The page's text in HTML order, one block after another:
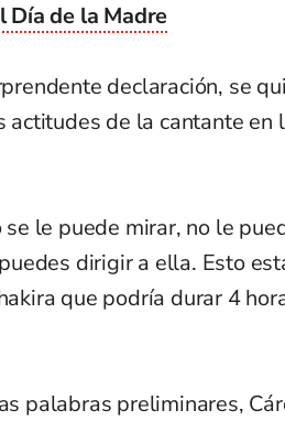
Día de la Madre
declaración, se
actitudes de la cantante en
se le puede mirar, no le
dirigir a ella. Esto
que podría durar 4
palabras preliminares,